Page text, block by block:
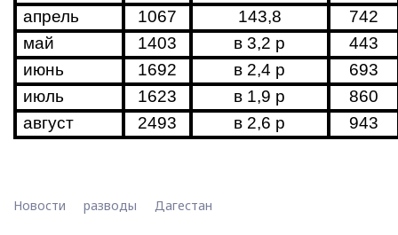
апрель
1067 143,8
742
май
1403 в 3,2 р
443
июнь
1692 в 2,4 р
693
июль
1623 в 1,9 р
860
август
2493 в 2,6 р 943
Новости разводы Дагестан